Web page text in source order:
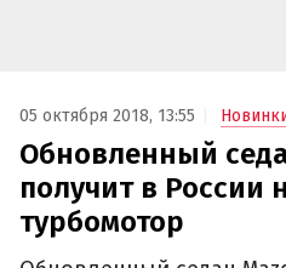
05 октября 2018, 13:55
Обновленный
получит в России
турбомотор